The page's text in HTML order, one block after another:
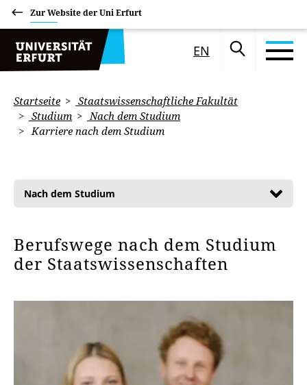
Zur Website der Uni Erfurt
EN
Startseite
Staatswissenschaftliche Fakultät
Studium
Nach dem Studium
Karriere nach dem Studium
Nach dem Studium
Berufswege nach dem Studium
der Staatswissenschaften